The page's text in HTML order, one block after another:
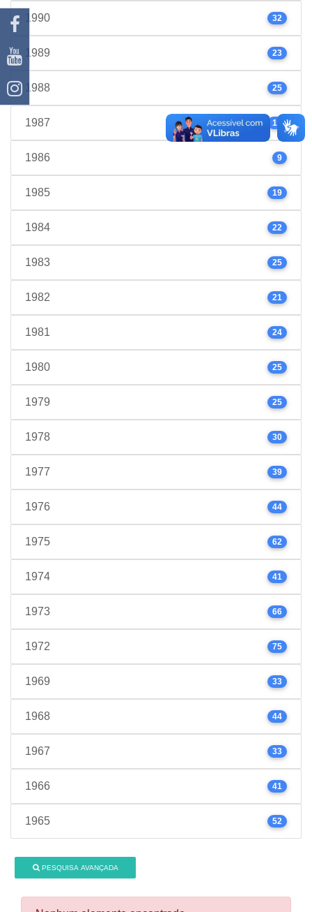
1990 32
1989 23
1988 25
1987 17
1986 9
1985 19
1984 22
1983 25
1982 21
1981 24
1980 25
1979 25
1978 30
1977 39
1976 44
1975 62
1974 41
1973 66
1972 75
1969 33
1968 44
1967 33
1966 41
1965 52
PESQUISA AVANÇADA